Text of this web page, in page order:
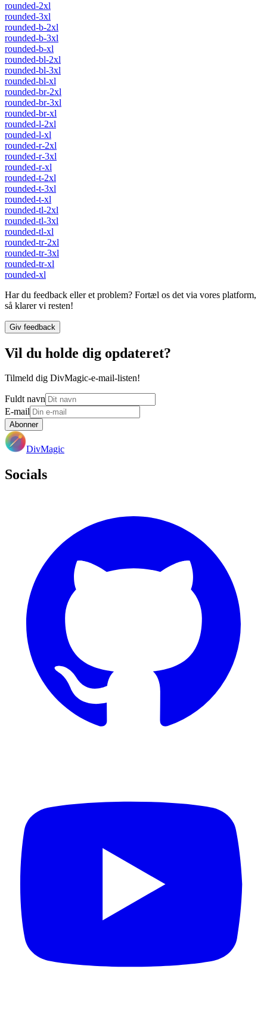
rounded-2xl
rounded-3xl
rounded-b-2xl
rounded-b-3xl
rounded-b-xl
rounded-bl-2xl
rounded-bl-3xl
rounded-bl-xl
rounded-br-2xl
rounded-br-3xl
rounded-br-xl
rounded-l-2xl
rounded-l-xl
rounded-r-2xl
rounded-r-3xl
rounded-r-xl
rounded-t-2xl
rounded-t-3xl
rounded-t-xl
rounded-tl-2xl
rounded-tl-3xl
rounded-tl-xl
rounded-tr-2xl
rounded-tr-3xl
rounded-tr-xl
rounded-xl
Har du feedback eller et problem? Fortæl os det via vores platform,
så klarer vi resten!
Giv feedback
Vil du holde dig opdateret?
Tilmeld dig DivMagic-e-mail-listen!
Fuldt navn
E-mail
Abonner
DivMagic
Socials